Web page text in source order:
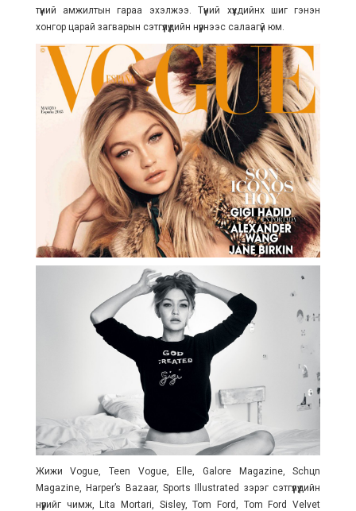
түүний амжилтын гараа эхэлжээ. Түүний хүүхдийнх шиг гэнэн
хонгор царай загварын сэтгүүлүүдийн нүүрнээс салаагүй юм.
Жижи Vogue, Teen Vogue, Elle, Galore Magazine, Schцn
Magazine, Harper’s Bazaar, Sports Illustrated зэрэг сэтгүүлүүдийн
нүүрийг чимж, Lita Mortari, Sisley, Tom Ford, Tom Ford Velvet